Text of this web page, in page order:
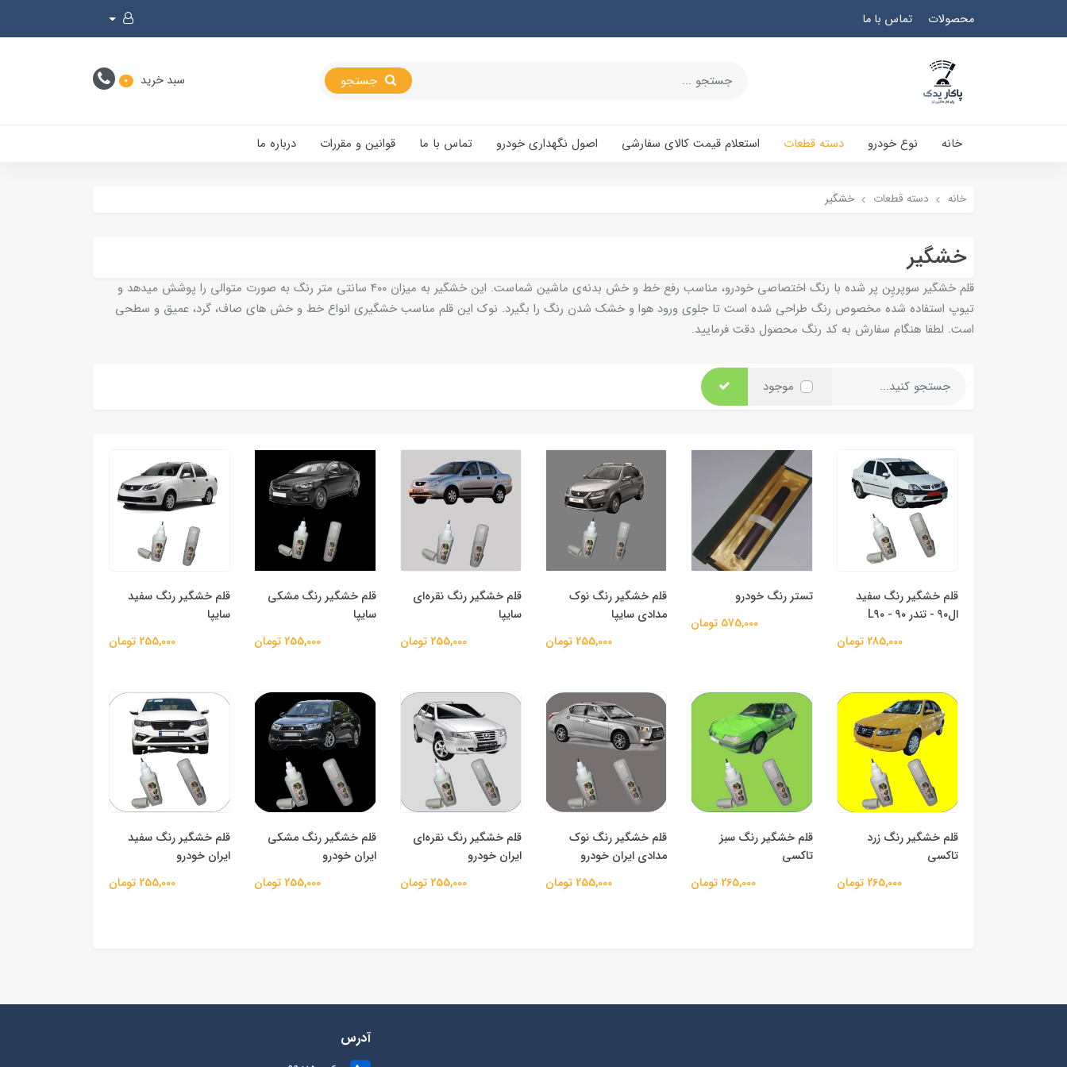
محصولات تماس با ما
سبد خرید 0
خانه نوع خودرو دسته قطعات استعلام قیمت کالای سفارشی اصول نگهداری خودرو تماس با ما قوانین و مقررات درباره ما
خانه دسته قطعات خشگیر
خشگیر
قلم خشگیر سوپرپِن پر شده با رنگ اختصاصی خودرو، مناسب رفع خط و خش بدنه‌ی ماشین شماست. این خشگیر به میزان ۴۰۰ سانتی متر رنگ به صورت متوالی را پوشش میدهد و
تیوپ استفاده شده مخصوص رنگ طراحی شده است تا جلوی ورود هوا و خشک شدن رنگ را بگیرد. نوک این قلم مناسب خشگیری انواع خط و خش های صاف، گرد، عمیق و سطحی
است. لطفا هنگام سفارش به کد رنگ محصول دقت فرمایید.
موجود
قلم خشگیر رنگ سفید
ال۹۰ - تندر ۹۰ - L۹۰
285,000 تومان
تستر رنگ خودرو
575,000 تومان
قلم خشگیر رنگ نوک
مدادی سایپا
255,000 تومان
قلم خشگیر رنگ نقره‌ای
سایپا
255,000 تومان
قلم خشگیر رنگ مشکی
سایپا
255,000 تومان
قلم خشگیر رنگ سفید
سایپا
255,000 تومان
قلم خشگیر رنگ زرد
تاکسی
265,000 تومان
قلم خشگیر رنگ سبز
تاکسی
265,000 تومان
قلم خشگیر رنگ نوک
مدادی ایران خودرو
255,000 تومان
قلم خشگیر رنگ نقره‌ای
ایران خودرو
255,000 تومان
قلم خشگیر رنگ مشکی
ایران خودرو
255,000 تومان
قلم خشگیر رنگ سفید
ایران خودرو
255,000 تومان
آدرس